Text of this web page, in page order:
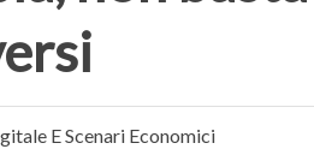
E Scenari Economici